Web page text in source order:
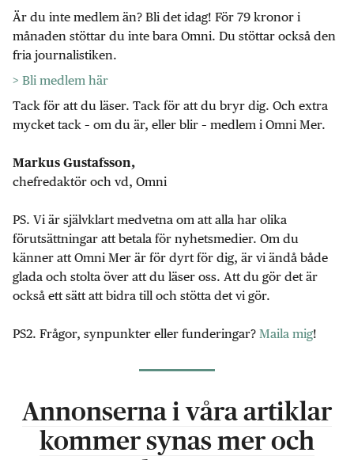
Är du inte medlem än? Bli det idag! För 79 kronor i
månaden stöttar du inte bara Omni. Du stöttar också den
fria journalistiken.
> Bli medlem här
Tack för att du läser. Tack för att du bryr dig. Och extra
mycket tack – om du är, eller blir – medlem i Omni Mer.
Markus Gustafsson,
chefredaktör och vd, Omni
PS. Vi är självklart medvetna om att alla har olika
förutsättningar att betala för nyhetsmedier. Om du
känner att Omni Mer är för dyrt för dig, är vi ändå både
glada och stolta över att du läser oss. Att du gör det är
också ett sätt att bidra till och stötta det vi gör.
PS2. Frågor, synpunkter eller funderingar? Maila mig!
Annonserna i våra artiklar
kommer synas mer och